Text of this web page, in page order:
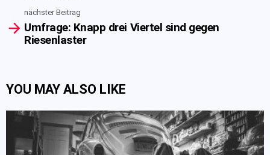
nächster Beitrag
Umfrage: Knapp drei Viertel sind gegen
Riesenlaster
YOU MAY ALSO LIKE